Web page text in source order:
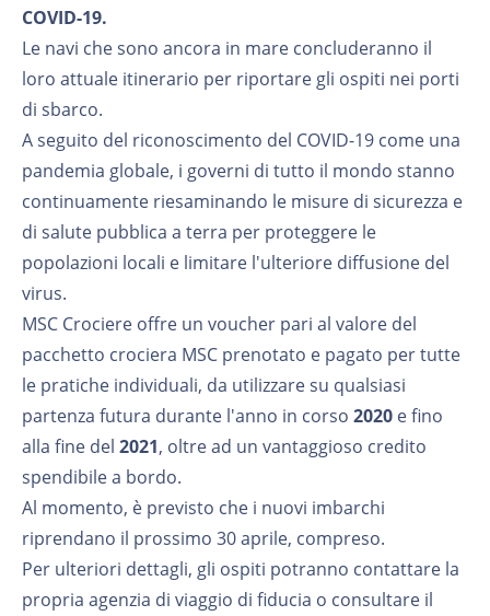
COVID-19.
Le navi che sono ancora in mare concluderanno il
loro attuale itinerario per riportare gli ospiti nei porti
di sbarco.
A seguito del riconoscimento del COVID-19 come una
pandemia globale, i governi di tutto il mondo stanno
continuamente riesaminando le misure di sicurezza e
di salute pubblica a terra per proteggere le
popolazioni locali e limitare l'ulteriore diffusione del
virus.
MSC Crociere offre un voucher pari al valore del
pacchetto crociera MSC prenotato e pagato per tutte
le pratiche individuali, da utilizzare su qualsiasi
partenza futura durante l'anno in corso 2020 e fino
alla fine del 2021, oltre ad un vantaggioso credito
spendibile a bordo.
Al momento, è previsto che i nuovi imbarchi
riprendano il prossimo 30 aprile, compreso.
Per ulteriori dettagli, gli ospiti potranno contattare la
propria agenzia di viaggio di fiducia o consultare il